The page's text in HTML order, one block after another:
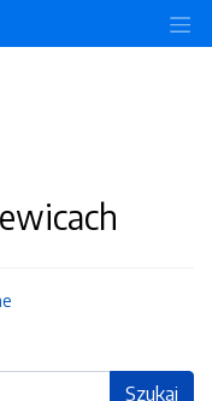
Szukaj